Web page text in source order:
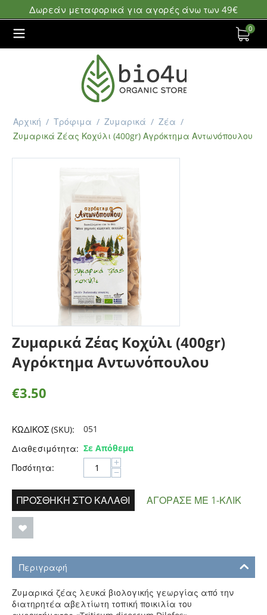
Δωρεάν μεταφορικά για αγορές άνω των 49€
0
Αρχική / Τρόφιμα / Ζυμαρικά / Ζέα /
Ζυμαρικά Ζέας Κοχύλι (400gr) Αγρόκτημα Αντωνόπουλου
Ζυμαρικά Ζέας Κοχύλι (400gr)
Αγρόκτημα Αντωνόπουλου
€3.50
ΚΩΔΙΚΟΣ (SKU):
051
Διαθεσιμότητα: Σε Απόθεμα
Ποσότητα:
+
−
ΠΡΟΣΘΉΚΗ ΣΤΟ ΚΑΛΆΘΙ ΑΓΌΡΑΣΕ ΜΕ 1-ΚΛΙΚ
Περιγραφή
Ζυμαρικά ζέας λευκά βιολογικής γεωργίας από την
διατηρητέα αβελτίωτη τοπική ποικιλία του